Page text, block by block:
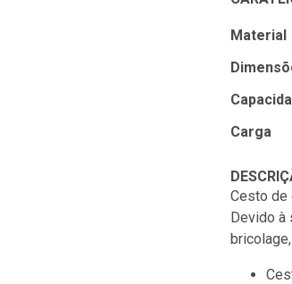
Material
Carga
Cesto de
Devido à